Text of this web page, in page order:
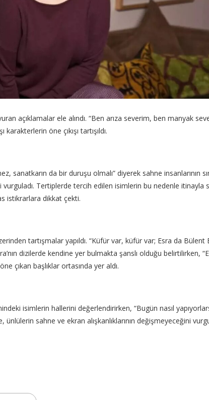
açıklamalar ele alındı. “Ben arıza severim, ben manyak
karakterlerin öne çıkışı tartışıldı.
sanatkarın da bir duruşu olmalı” diyerek sahne insanlarının
Tertiplerde tercih edilen isimlerin bu nedenle itinayla
istikrarlara dikkat çekti.
tartışmalar yapıldı. “Küfür var, küfür var; Esra da Bülent
dizilerde kendine yer bulmakta şanslı olduğu belirtilirken,
çıkan başlıklar ortasında yer aldı.
isimlerin hallerini değerlendirirken, “Bugün nasıl
sahne ve ekran alışkanlıklarının değişmeyeceğini